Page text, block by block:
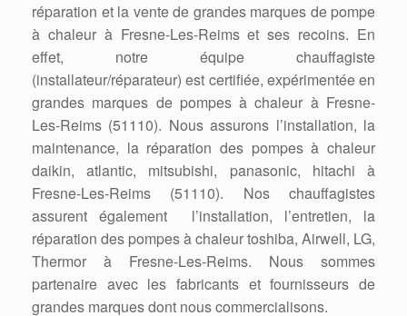
réparation et la vente de grandes marques de pompe
à chaleur à Fresne-Les-Reims et ses recoins. En
effet, notre équipe chauffagiste
(installateur/réparateur) est certifiée, expérimentée en
grandes marques de pompes à chaleur à Fresne-
Les-Reims (51110). Nous assurons l’installation, la
maintenance, la réparation des pompes à chaleur
daikin, atlantic, mitsubishi, panasonic, hitachi à
Fresne-Les-Reims (51110). Nos chauffagistes
assurent également l’installation, l’entretien, la
réparation des pompes à chaleur toshiba, Airwell, LG,
Thermor à Fresne-Les-Reims. Nous sommes
partenaire avec les fabricants et fournisseurs de
grandes marques dont nous commercialisons.